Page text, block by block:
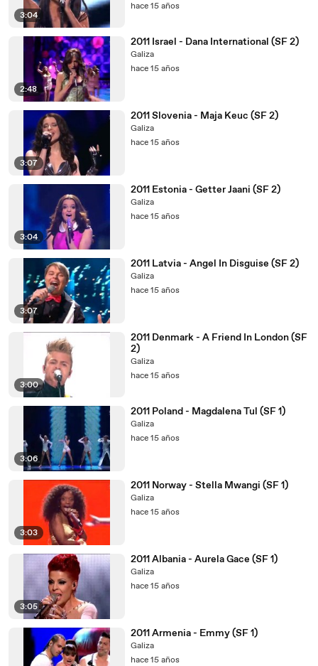
3:04
hace 15 años
2:48
2011 Israel - Dana International (SF 2)
Galiza
hace 15 años
3:07
2011 Slovenia - Maja Keuc (SF 2)
Galiza
hace 15 años
3:04
2011 Estonia - Getter Jaani (SF 2)
Galiza
hace 15 años
3:07
2011 Latvia - Angel In Disguise (SF 2)
Galiza
hace 15 años
3:00
2011 Denmark - A Friend In London (SF
2)
Galiza
hace 15 años
3:06
2011 Poland - Magdalena Tul (SF 1)
Galiza
hace 15 años
3:03
2011 Norway - Stella Mwangi (SF 1)
Galiza
hace 15 años
3:05
2011 Albania - Aurela Gace (SF 1)
Galiza
hace 15 años
2011 Armenia - Emmy (SF 1)
Galiza
hace 15 años